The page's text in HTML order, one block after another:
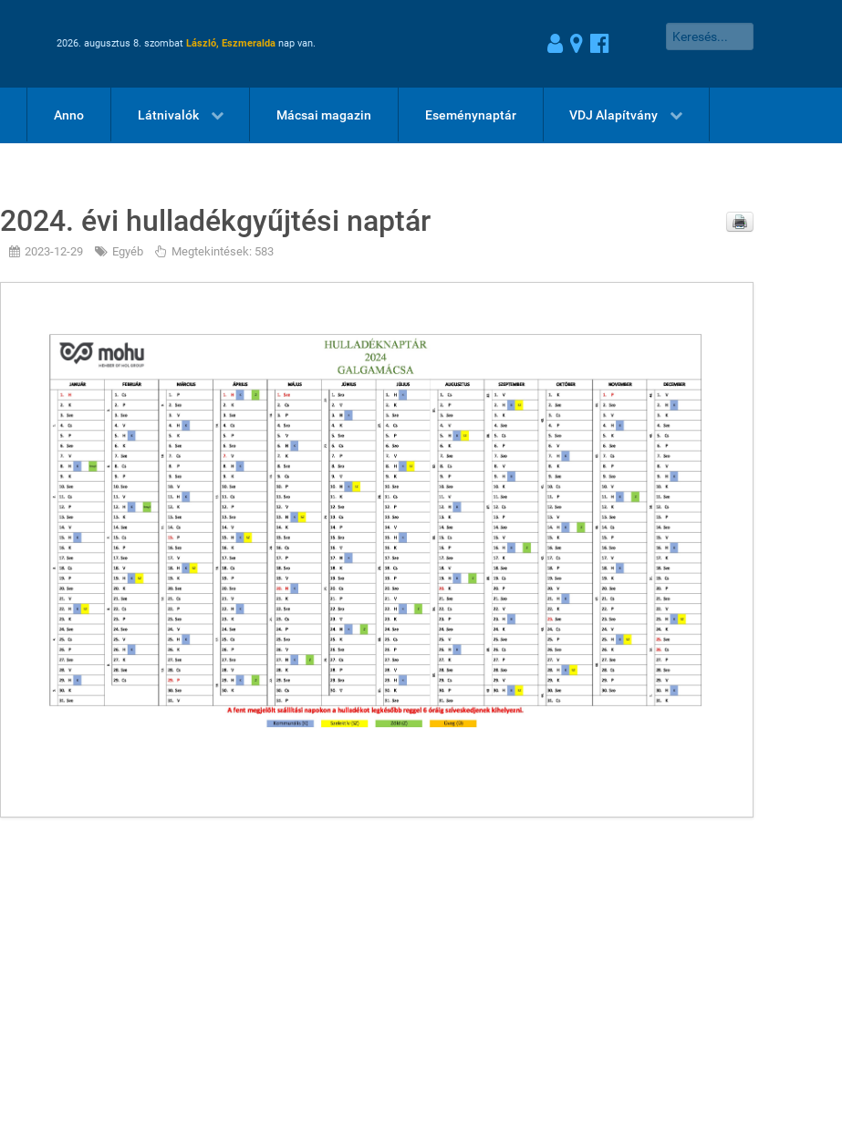
2026. augusztus 8. szombat László, Eszmeralda nap van.
Anno Látnivalók Mácsai magazin Eseménynaptár VDJ Alapítvány
2024. évi hulladékgyűjtési naptár
2023-12-29 Egyéb Megtekintések: 583